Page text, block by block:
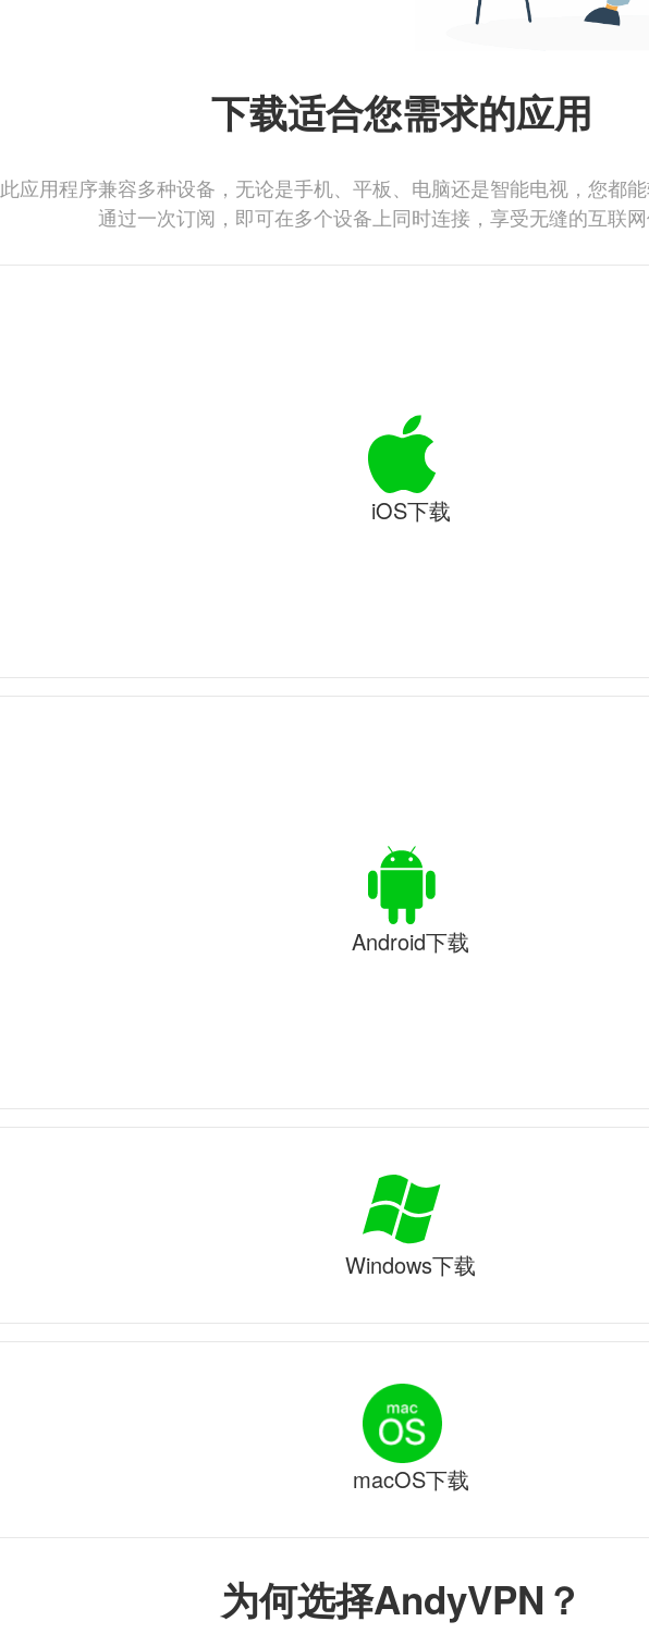
为何选择AndyVPN？
下载适合您需求的应用
此应用程序兼容多种设备，无论是手机、平板、电脑还是智能电视，您都能
通过一次订阅，即可在多个设备上同时连接，享受无缝的互联网
iOS下载
Android下载
Windows下载
macOS下载